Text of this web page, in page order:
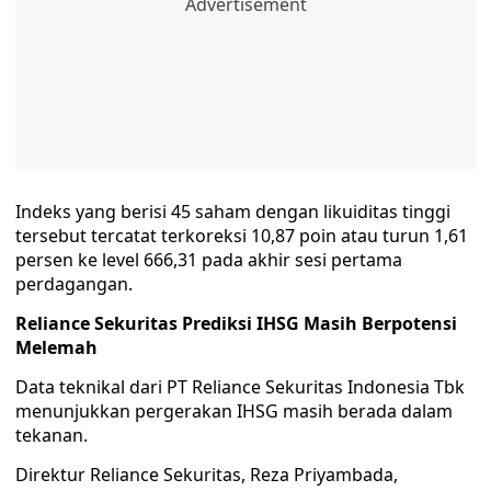
Indeks yang berisi 45 saham dengan likuiditas tinggi
tersebut tercatat terkoreksi 10,87 poin atau turun 1,61
persen ke level 666,31 pada akhir sesi pertama
perdagangan.
Reliance Sekuritas Prediksi IHSG Masih Berpotensi
Melemah
Data teknikal dari PT Reliance Sekuritas Indonesia Tbk
menunjukkan pergerakan IHSG masih berada dalam
tekanan.
Direktur Reliance Sekuritas, Reza Priyambada,